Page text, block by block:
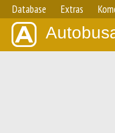
Database Extras